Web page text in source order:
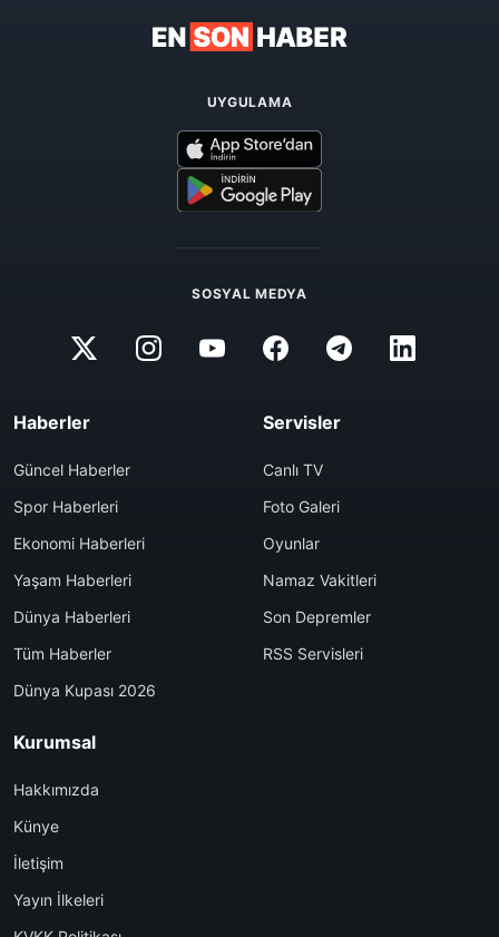
UYGULAMA
SOSYAL MEDYA
Haberler
Güncel Haberler
Spor Haberleri
Ekonomi Haberleri
Yaşam Haberleri
Dünya Haberleri
Tüm Haberler
Dünya Kupası 2026
Servisler
Canlı TV
Foto Galeri
Oyunlar
Namaz Vakitleri
Son Depremler
RSS Servisleri
Kurumsal
Hakkımızda
Künye
İletişim
Yayın İlkeleri